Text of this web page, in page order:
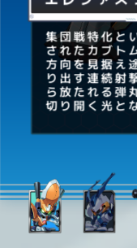
集団戦特化と
されたカブト
方向を見据え
り出す連続射
ら放たれる弾
切り開く光と